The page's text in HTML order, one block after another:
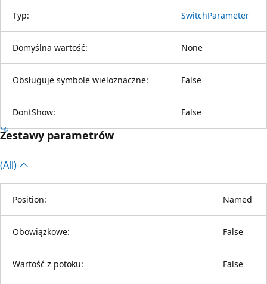
Typ: SwitchParameter
Domyślna wartość: None
Obsługuje symbole wieloznaczne: False
DontShow: False
Zestawy parametrów
(All)
Position: Named
Obowiązkowe: False
Wartość z potoku: False